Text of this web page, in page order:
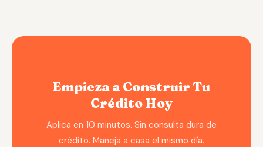
Empieza a Construir Tu
Crédito Hoy
Aplica en 10 minutos. Sin consulta dura de
crédito. Maneja a casa el mismo día.